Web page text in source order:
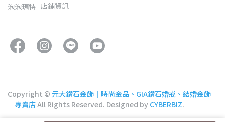
泡泡瑪特 店鋪資訊
Copyright © 元大鑽石金飾│時尚金品、GIA鑽石婚戒、結婚金飾
︳專賣店All Rights Reserved. Designed by CYBERBIZ.